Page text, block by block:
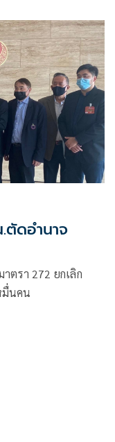
ดอำนาจ
ยกเลิก
มื่นคน